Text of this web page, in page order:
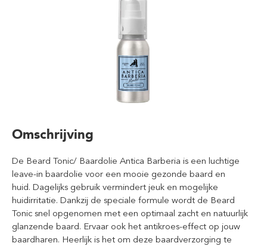
Omschrijving
De Beard Tonic/ Baardolie Antica Barberia is een luchtige
leave-in baardolie voor een mooie gezonde baard en
huid. Dagelijks gebruik vermindert jeuk en mogelijke
huidirritatie. Dankzij de speciale formule wordt de Beard
Tonic snel opgenomen met een optimaal zacht en natuurlijk
glanzende baard. Ervaar ook het antikroes-effect op jouw
baardharen. Heerlijk is het om deze baardverzorging te